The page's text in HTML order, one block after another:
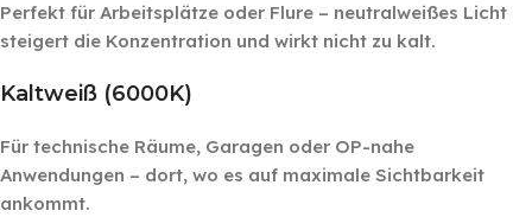
Perfekt für Arbeitsplätze oder Flure – neutralweißes Licht
steigert die Konzentration und wirkt nicht zu kalt.
Kaltweiß (6000K)
Für technische Räume, Garagen oder OP-nahe
Anwendungen – dort, wo es auf maximale Sichtbarkeit
ankommt.